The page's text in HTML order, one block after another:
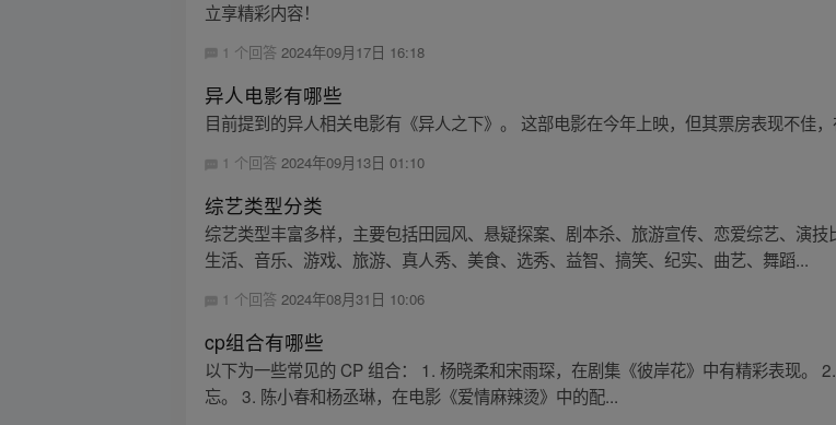
立享精彩内容！
1 个回答 2024年09月17日 16:18
异人电影有哪些
目前提到的异人相关电影有《异人之下》。 这部电影在今年上映，但其票房表现不佳
1 个回答2024年09月13日 01:10
综艺类型分类
综艺类型丰富多样，主要包括田园风、悬疑探案、剧本杀、旅游宣传、恋爱综艺、演技
生活、音乐、游戏、旅游、真人秀、美食、选秀、益智、搞笑、纪实、曲艺、舞蹈...
1 个回答2024年08月31日 10:06
cp组合有哪些
以下为一些常见的 CP 组合： 1. 杨晓柔和宋雨琛，在剧集《彼岸花》中有精彩表现。
忘。 3. 陈小春和杨丞琳，在电影《爱情麻辣烫》中的配...